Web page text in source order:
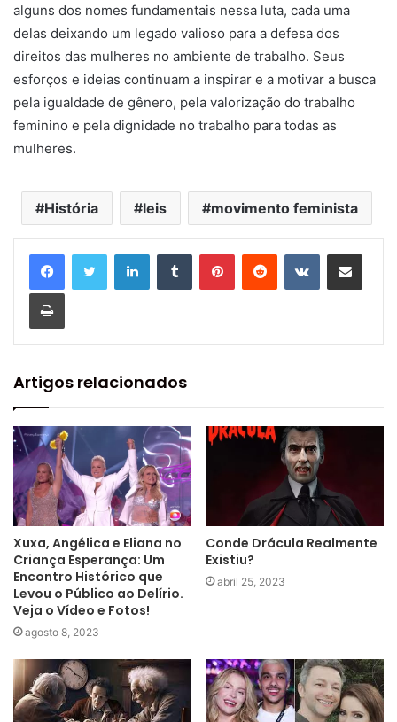
alguns dos nomes fundamentais nessa luta, cada uma
delas deixando um legado valioso para a defesa dos
direitos das mulheres no ambiente de trabalho. Seus
esforços e ideias continuam a inspirar e a motivar a busca
pela igualdade de gênero, pela valorização do trabalho
feminino e pela dignidade no trabalho para todas as
mulheres.
História leis movimento feminista
Artigos relacionados
Xuxa, Angélica e Eliana no
Criança Esperança: Um
Encontro Histórico que
Levou o Público ao Delírio.
Veja o Vídeo e Fotos!
agosto 8, 2023
Conde Drácula Realmente
Existiu?
abril 25, 2023